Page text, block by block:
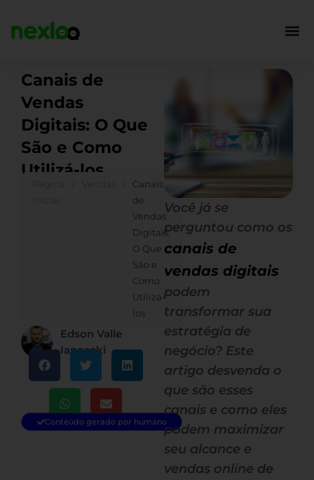
para
Canais de
Vendas
Digitais: O Que
São e Como
Utilizá-los
Canais
de
Vendas
Digitais:
O Que
São e
Como
Utilizá-
los
Edson Valle
Iancoski
Conteúdo gerado por humano
Você já se
perguntou como os
canais de
vendas digitais
podem
transformar sua
estratégia de
negócio? Este
artigo desvenda o
que são esses
canais e como eles
podem maximizar
seu alcance e
vendas online de